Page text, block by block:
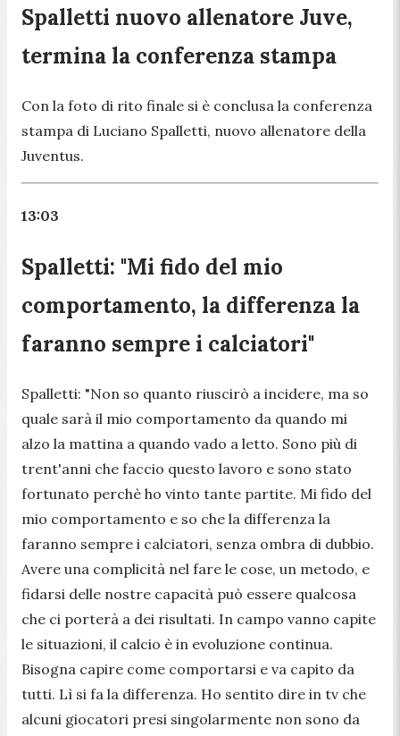
Spalletti nuovo allenatore Juve,
termina la conferenza stampa
Con la foto di rito finale si è conclusa la conferenza
stampa di Luciano Spalletti, nuovo allenatore della
Juventus.
13:03
Spalletti: "Mi fido del mio
comportamento, la differenza la
faranno sempre i calciatori"
Spalletti: "Non so quanto riuscirò a incidere, ma so
quale sarà il mio comportamento da quando mi
alzo la mattina a quando vado a letto. Sono più di
trent'anni che faccio questo lavoro e sono stato
fortunato perchè ho vinto tante partite. Mi fido del
mio comportamento e so che la differenza la
faranno sempre i calciatori, senza ombra di dubbio.
Avere una complicità nel fare le cose, un metodo, e
fidarsi delle nostre capacità può essere qualcosa
che ci porterà a dei risultati. In campo vanno capite
le situazioni, il calcio è in evoluzione continua.
Bisogna capire come comportarsi e va capito da
tutti. Lì si fa la differenza. Ho sentito dire in tv che
alcuni giocatori presi singolarmente non sono da